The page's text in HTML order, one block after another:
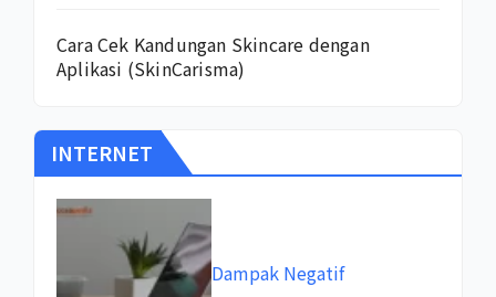
Cara Cek Kandungan Skincare dengan
Aplikasi (SkinCarisma)
INTERNET
Dampak Negatif